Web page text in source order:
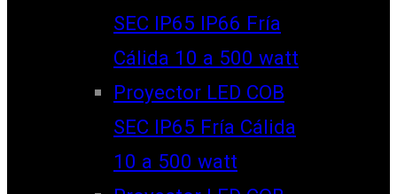
SEC IP65 IP66 Fría
Cálida 10 a 500 watt
Proyector LED COB
SEC IP65 Fría Cálida
10 a 500 watt